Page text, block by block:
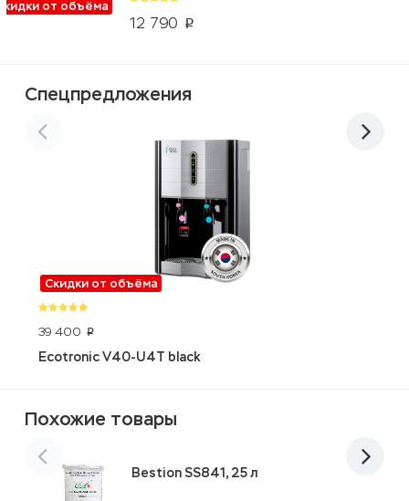
от объёма
12 790 p
Спецпредложения
Скидки от объёма
39 400 p
Ecotronic V40-U4T black
Похожие товары
Bestion SS841, 25 л